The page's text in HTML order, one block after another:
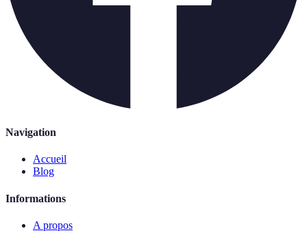
Navigation
Accueil
Blog
Informations
A propos